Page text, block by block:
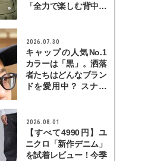
「全力で楽しむ背中を
2026.07.30
キャップの人気No.1
カラーは「黒」。洒落
者たちはどんなブラン
ドを愛用中？ スナッ
2026.08.01
【すべて4990円】ユ
ニクロ「新作デニム」
を試着レビュー！今季